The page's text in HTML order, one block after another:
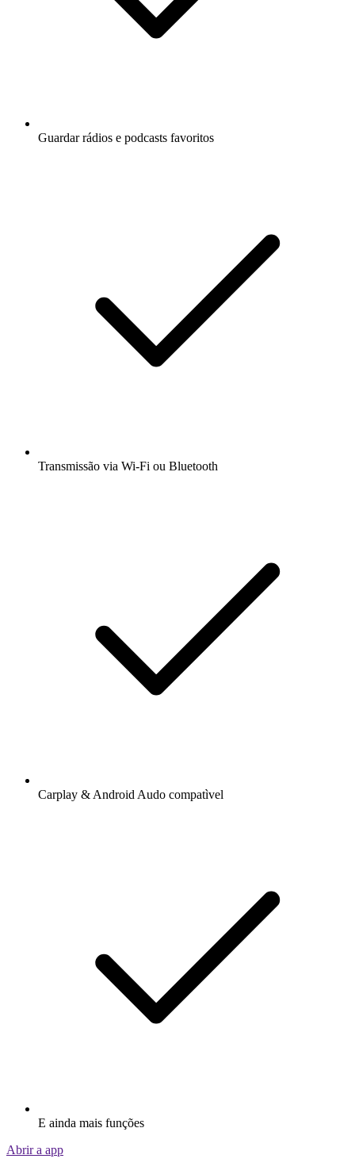
Guardar rádios e podcasts favoritos
Transmissão via Wi-Fi ou Bluetooth
Carplay & Android Audo compatìvel
E ainda mais funções
Abrir a app